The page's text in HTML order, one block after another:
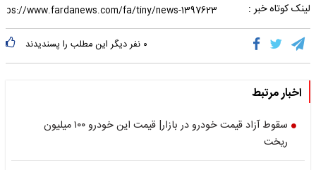
لینک کوتاه خبر :
۰ نفر دیگر این مطلب را پسندیدند
اخبار مرتبط
سقوط آزاد قیمت خودرو در بازار| قیمت این خودرو ۱۰۰ میلیون
ریخت